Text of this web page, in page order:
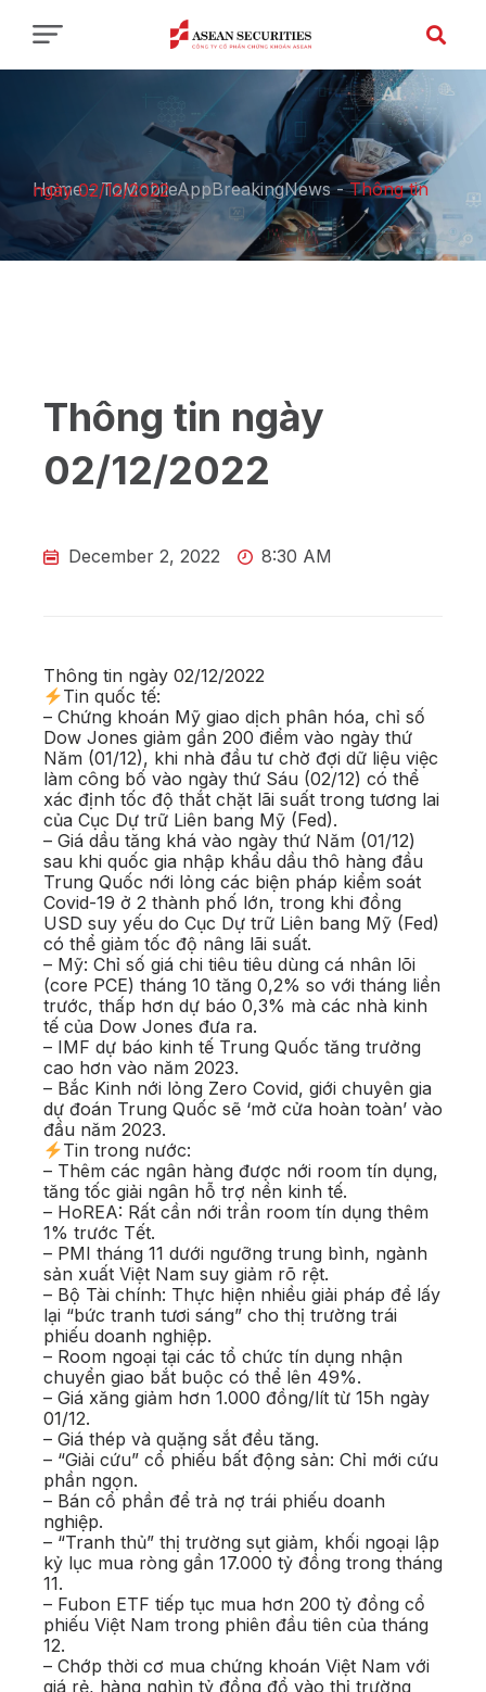
Home-ToMobileAppBreakingNews-
Thông tin ngày 02/12/2022
Thông tin ngày
02/12/2022
December 2, 2022 8:30 AM
Thông tin ngày 02/12/2022
Tin quốc tế:
– Chứng khoán Mỹ giao dịch phân hóa, chỉ số
Dow Jones giảm gần 200 điểm vào ngày thứ
Năm (01/12), khi nhà đầu tư chờ đợi dữ liệu việc
làm công bố vào ngày thứ Sáu (02/12) có thể
xác định tốc độ thắt chặt lãi suất trong tương lai
của Cục Dự trữ Liên bang Mỹ (Fed).
– Giá dầu tăng khá vào ngày thứ Năm (01/12)
sau khi quốc gia nhập khẩu dầu thô hàng đầu
Trung Quốc nới lỏng các biện pháp kiểm soát
Covid-19 ở 2 thành phố lớn, trong khi đồng
USD suy yếu do Cục Dự trữ Liên bang Mỹ (Fed)
có thể giảm tốc độ nâng lãi suất.
– Mỹ: Chỉ số giá chi tiêu tiêu dùng cá nhân lõi
(core PCE) tháng 10 tăng 0,2% so với tháng liền
trước, thấp hơn dự báo 0,3% mà các nhà kinh
tế của Dow Jones đưa ra.
– IMF dự báo kinh tế Trung Quốc tăng trưởng
cao hơn vào năm 2023.
– Bắc Kinh nới lỏng Zero Covid, giới chuyên gia
dự đoán Trung Quốc sẽ ‘mở cửa hoàn toàn’ vào
đầu năm 2023.
Tin trong nước:
– Thêm các ngân hàng được nới room tín dụng,
tăng tốc giải ngân hỗ trợ nền kinh tế.
– HoREA: Rất cần nới trần room tín dụng thêm
1% trước Tết.
– PMI tháng 11 dưới ngưỡng trung bình, ngành
sản xuất Việt Nam suy giảm rõ rệt.
– Bộ Tài chính: Thực hiện nhiều giải pháp để lấy
lại “bức tranh tươi sáng” cho thị trường trái
phiếu doanh nghiệp.
– Room ngoại tại các tổ chức tín dụng nhận
chuyển giao bắt buộc có thể lên 49%.
– Giá xăng giảm hơn 1.000 đồng/lít từ 15h ngày
01/12.
– Giá thép và quặng sắt đều tăng.
– “Giải cứu” cổ phiếu bất động sản: Chỉ mới cứu
phần ngọn.
– Bán cổ phần để trả nợ trái phiếu doanh
nghiệp.
– “Tranh thủ” thị trường sụt giảm, khối ngoại lập
kỷ lục mua ròng gần 17.000 tỷ đồng trong tháng
11.
– Fubon ETF tiếp tục mua hơn 200 tỷ đồng cổ
phiếu Việt Nam trong phiên đầu tiên của tháng
12.
– Chớp thời cơ mua chứng khoán Việt Nam với
giá rẻ, hàng nghìn tỷ đồng đổ vào thị trường